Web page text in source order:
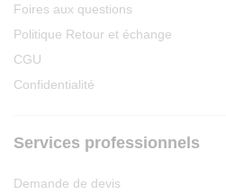
Foires aux questions
Politique Retour et échange
CGU
Confidentialité
Services professionnels
Demande de devis